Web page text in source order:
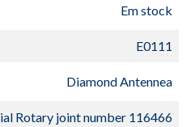
Em stock
E0111
Diamond Antennea
Rotary joint number 116466